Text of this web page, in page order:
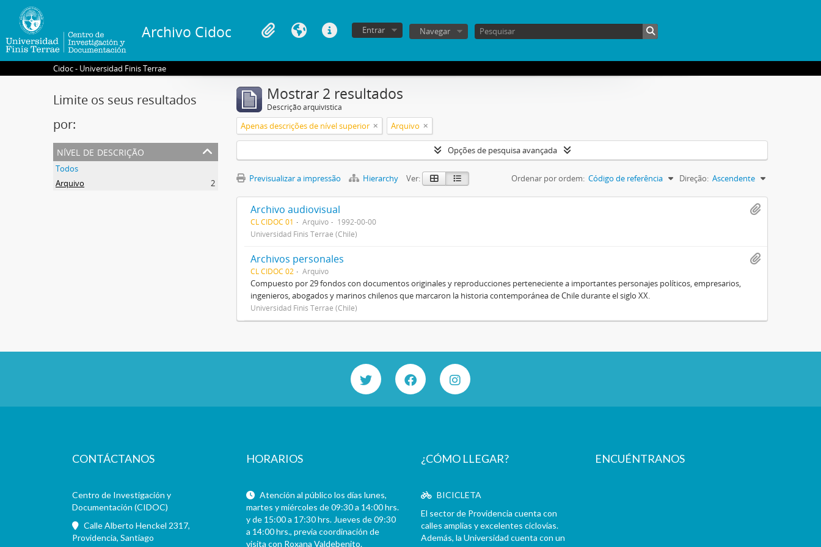
Archivo Cidoc Entrar Navegar
Cidoc - Universidad Finis Terrae
Limite os seus resultados
por:
nível de descrição
Todos
Arquivo
2
Mostrar 2 resultados
Descrição arquivística
Apenas descrições de nível superior Arquivo
Opções de pesquisa avançada
Previsualizar a impressão Hierarchy Ver: Ordenar por ordem: Código de referência Direção: Ascendente
Archivo audiovisual
CL CIDOC 01 Arquivo
1992-00-00
Universidad Finis Terrae (Chile)
Archivos personales
CL CIDOC 02 Arquivo
Compuesto por 29 fondos con documentos originales y reproducciones perteneciente a importantes personajes políticos, empresarios,
ingenieros, abogados y marinos chilenos que marcaron la historia contemporánea de Chile durante el siglo XX.
Universidad Finis Terrae (Chile)
CONTÁCTANOS
Centro de Investigación y
Documentación (CIDOC)
Calle Alberto Henckel 2317,
Providencia, Santiago
HORARIOS
Atención al público los días lunes,
martes y miércoles de 09:30 a 14:00 hrs.
y de 15:00 a 17:30 hrs. Jueves de 09:30
a 14:00 hrs., previa coordinación de
visita con Roxana Valdebenito.
¿CÓMO LLEGAR?
BICICLETA
El sector de Providencia cuenta con
calles amplias y excelentes ciclovías.
Además, la Universidad cuenta con un
ENCUÉNTRANOS